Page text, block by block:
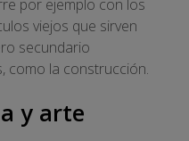
por ejemplo con los
viejos que sirven
secundario
como la construcción.
y arte